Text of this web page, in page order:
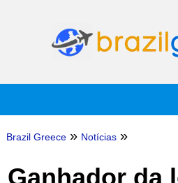
Brazil Greece » Notícias »
Ganhador da